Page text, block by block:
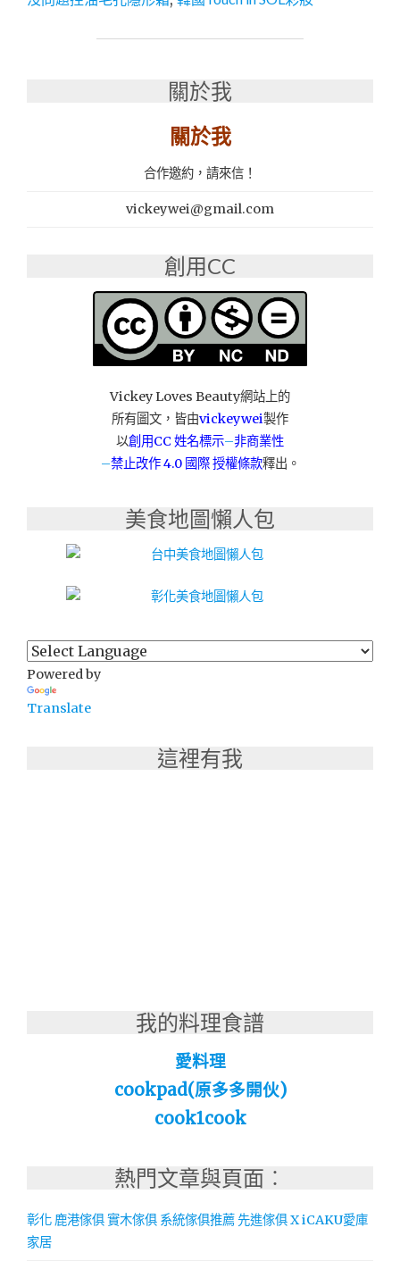
隱
形
霜"
關於我
關於我
合作邀約，請來信！
vickeywei@gmail.com
創用CC
Vickey Loves Beauty網站上的
所有圖文，皆由vickeywei製作
以創用CC 姓名標示–非商業性
–禁止改作4.0 國際 授權條款釋出。
美食地圖懶人包
Powered by
Translate
這裡有我
我的料理食譜
愛料理
cookpad(原多多開伙)
cook1cook
熱門文章與頁面︰
彰化 鹿港傢俱 實木傢俱 系統傢俱推薦 先進傢俱 X iCAKU愛庫
家居